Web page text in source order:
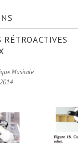
Musicale